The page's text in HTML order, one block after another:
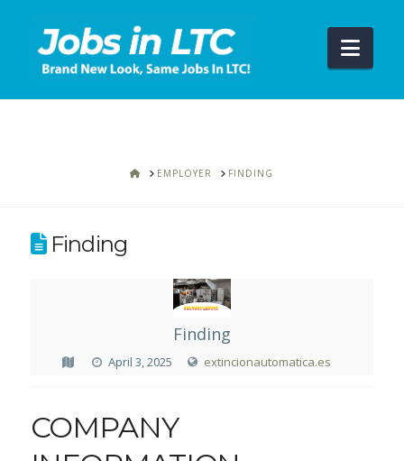
HOMEEMPLOYER FINDING
Finding
Finding
April 3, 2025 extincionautomatica.es
COMPANY